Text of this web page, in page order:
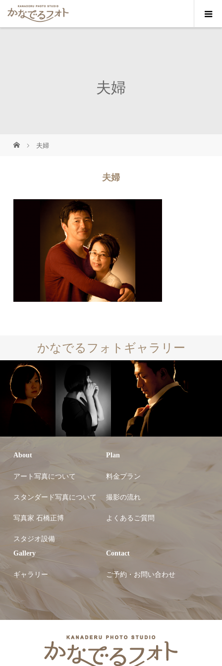
夫婦
夫婦
夫婦
かなでるフォトギャラリー
About
アート写真について
スタンダード写真について
写真家 石橋正博
スタジオ設備
Plan
料金プラン
撮影の流れ
よくあるご質問
Gallery
ギャラリー
Contact
ご予約・お問い合わせ